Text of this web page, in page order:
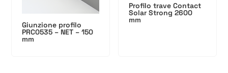
Giunzione profilo
PRC0535 – NET – 150
mm
Profilo trave Contact
Solar Strong 2600
mm